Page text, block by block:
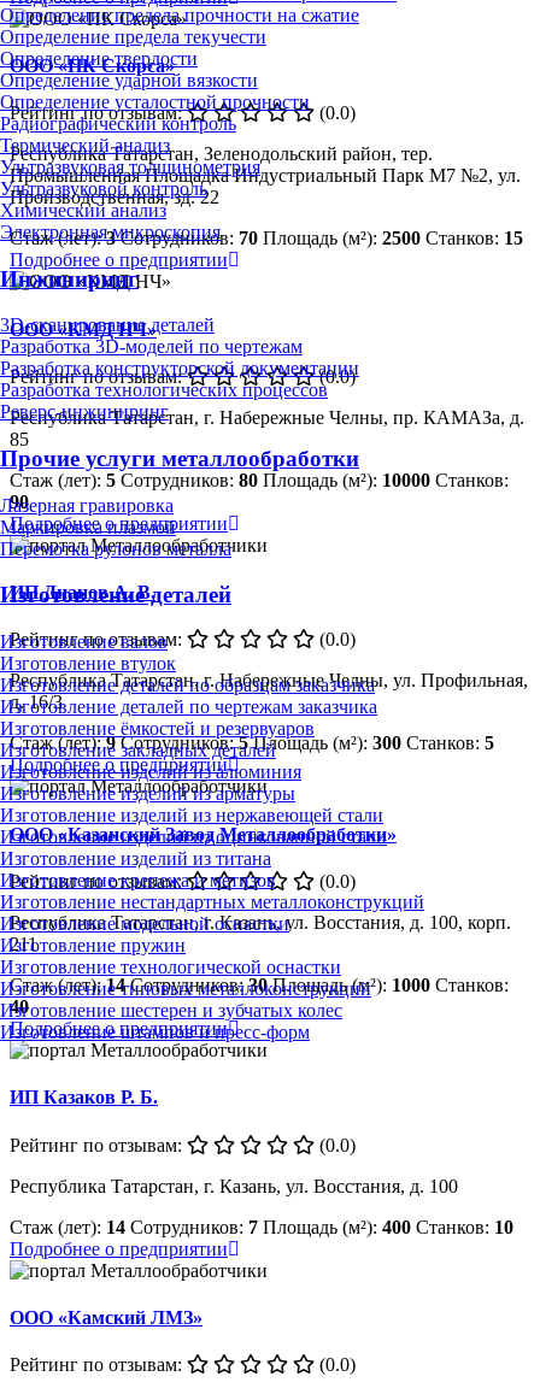
Определение предела прочности на сжатие
Определение предела текучести
Определение твердости
Определение ударной вязкости
Определение усталостной прочности
Радиографический контроль
Термический анализ
Ультразвуковая толщинометрия
Ультразвуковой контроль
Химический анализ
Электронная микроскопия
Инжиниринг
3D-сканирование деталей
Разработка 3D-моделей по чертежам
Разработка конструкторской документации
Разработка технологических процессов
Реверс-инжиниринг
Прочие услуги металлообработки
Лазерная гравировка
Маркировка плазмой
Перемотка рулонов металла
Изготовление деталей
Изготовление валов
Изготовление втулок
Изготовление деталей по образцам заказчика
Изготовление деталей по чертежам заказчика
Изготовление ёмкостей и резервуаров
Изготовление закладных деталей
Изготовление изделий из алюминия
Изготовление изделий из арматуры
Изготовление изделий из нержавеющей стали
Изготовление изделий из оцинкованной стали
Изготовление изделий из титана
Изготовление крепежа и метизов
Изготовление нестандартных металлоконструкций
Изготовление модельной оснастки
Изготовление пружин
Изготовление технологической оснастки
Изготовление типовых металлоконструкций
Изготовление шестерен и зубчатых колес
Изготовление штампов и пресс-форм
ООО «ПК Скорса»
Рейтинг по отзывам:
(0.0)
Республика Татарстан, Зеленодольский район, тер.
Промышленная Площадка Индустриальный Парк М7 №2, ул.
Производственная, зд. 22
Стаж (лет):3 Сотрудников: 70 Площадь (м²): 2500 Станков: 15
Подробнее о предприятии
ООО «КМД НЧ»
Рейтинг по отзывам:
(0.0)
Республика Татарстан, г. Набережные Челны, пр. КАМАЗа, д.
85
Стаж (лет): 5 Сотрудников: 80 Площадь (м²): 10000 Станков:
90
Подробнее о предприятии
ИП Дианов А. В.
Рейтинг по отзывам:
(0.0)
Республика Татарстан, г. Набережные Челны, ул. Профильная,
д. 16/3
Стаж (лет):9 Сотрудников:5 Площадь (м²): 300 Станков: 5
Подробнее о предприятии
ООО «Казанский Завод Металлообработки»
Рейтинг по отзывам:
(0.0)
Республика Татарстан, г. Казань, ул. Восстания, д. 100, корп.
211
Стаж (лет):14 Сотрудников:30 Площадь (м²): 1000 Станков:
40
Подробнее о предприятии
ИП Казаков Р. Б.
Рейтинг по отзывам:
(0.0)
Республика Татарстан, г. Казань, ул. Восстания, д. 100
Стаж (лет): 14 Сотрудников: 7 Площадь (м²): 400 Станков: 10
Подробнее о предприятии
ООО «Камский ЛМЗ»
Рейтинг по отзывам:
(0.0)